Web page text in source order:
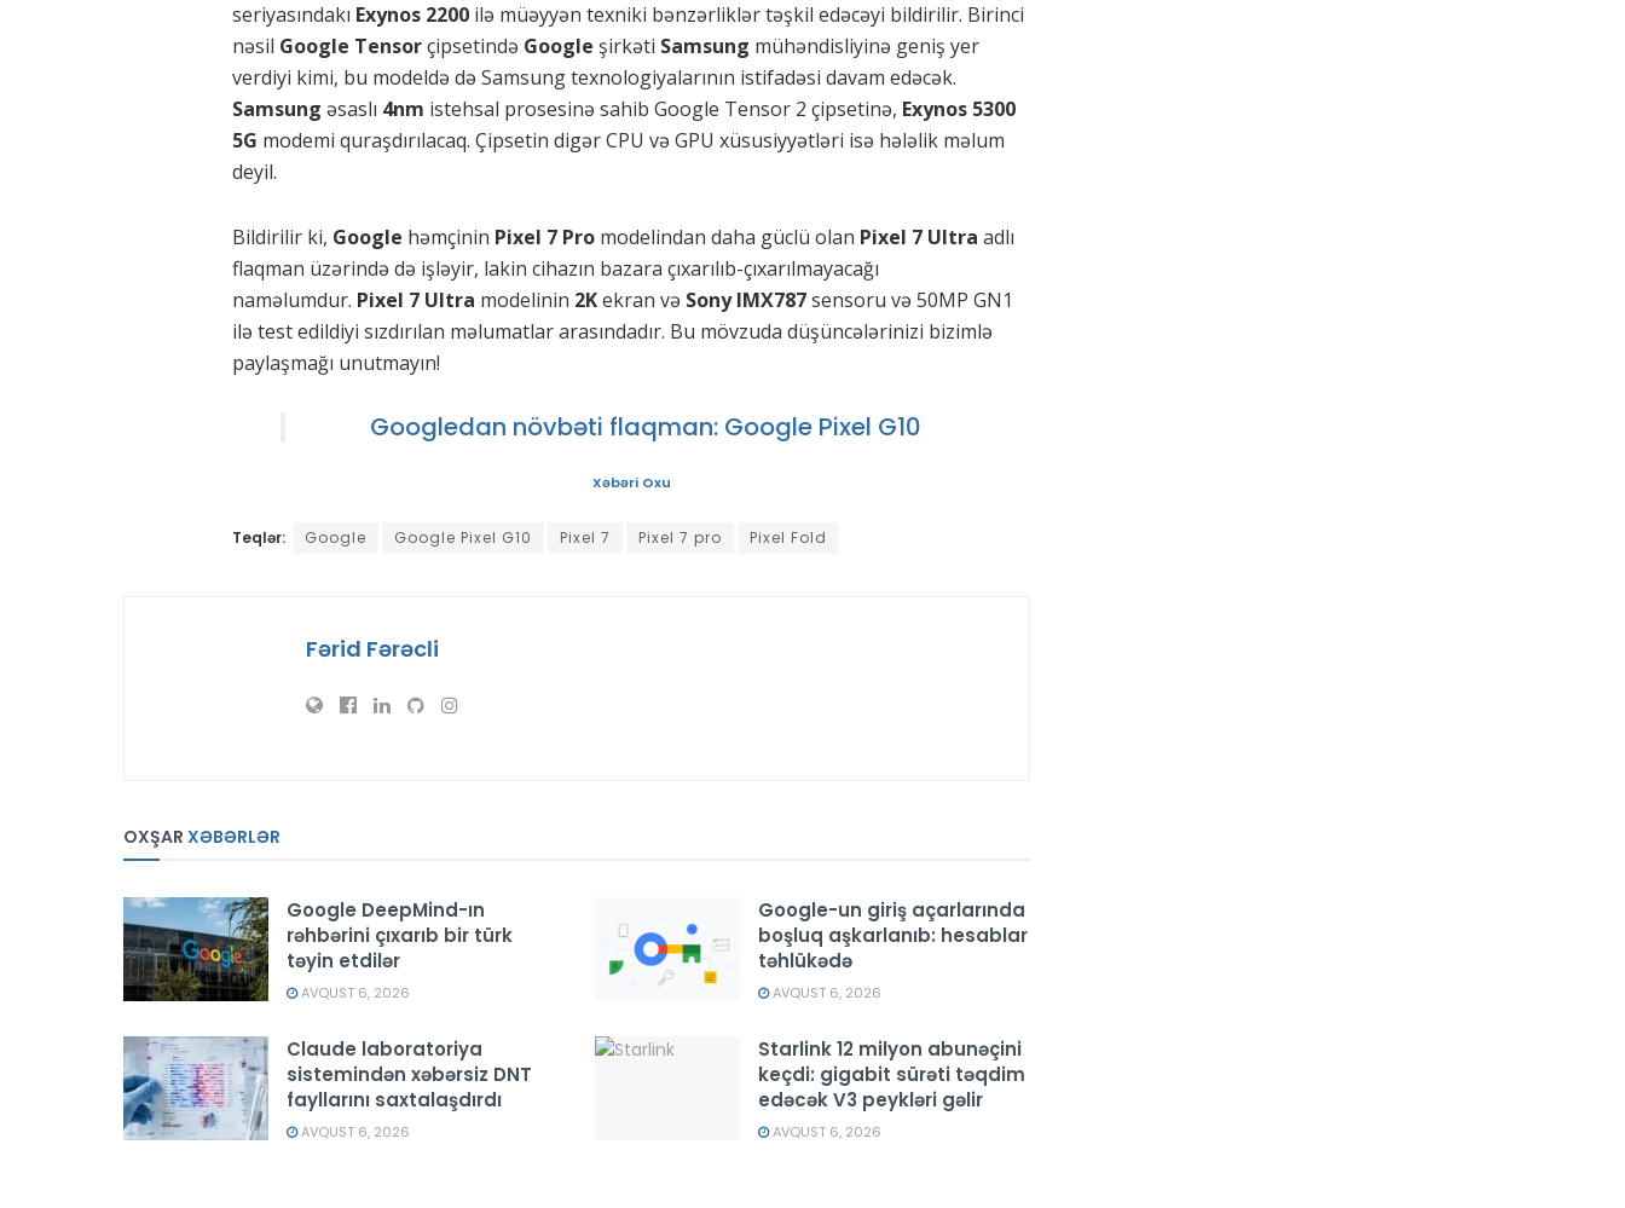
seriyasındakı Exynos 2200 ilə müəyyən texniki bənzərliklər təşkil edəcəyi bildirilir. Birinci
nəsil Google Tensorçipsetində Google şirkəti Samsung mühəndisliyinə geniş yer
verdiyi kimi, bu modeldə də Samsung texnologiyalarının istifadəsi davam edəcək.
Samsung əsaslı 4nm istehsal prosesinə sahib Google Tensor 2 çipsetinə, Exynos 5300
5G modemi quraşdırılacaq. Çipsetin digər CPU və GPU xüsusiyyətləri isə hələlik məlum
deyil.
Bildirilir ki, Google həmçinin Pixel 7 Pro modelindan daha güclü olan Pixel 7 Ultra adlı
flaqman üzərində də işləyir, lakin cihazın bazara çıxarılıb-çıxarılmayacağı
naməlumdur. Pixel 7 Ultra modelinin 2Kekran və Sony IMX787sensoru və 50MP GN1
ilə test edildiyi sızdırılan məlumatlar arasındadır. Bu mövzuda düşüncələrinizi bizimlə
paylaşmağı unutmayın!
Googledan növbəti flaqman: Google Pixel G10
Xəbəri Oxu
Teqlər: Google Google Pixel G10 Pixel 7 Pixel 7 pro Pixel Fold
Fərid Fərəcli
OXŞAR XƏBƏRLƏR
Google DeepMind-ın
rəhbərini çıxarıb bir türk
təyin etdilər
AVQUST 6, 2026
Google-un giriş açarlarında
boşluq aşkarlanıb: hesablar
təhlükədə
AVQUST 6, 2026
Claude laboratoriya
sistemindən xəbərsiz DNT
fayllarını saxtalaşdırdı
AVQUST 6, 2026
Starlink 12 milyon abunəçini
keçdi: gigabit sürəti təqdim
edəcək V3 peykləri gəlir
AVQUST 6, 2026